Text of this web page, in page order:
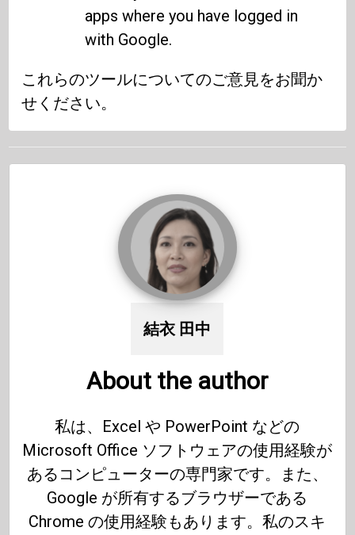
apps where you have logged in
with Google.
これらのツールについてのご意見をお聞か
せください。
結衣 田中
About the author
私は、Excel や PowerPoint などの
Microsoft Office ソフトウェアの使用経験が
あるコンピューターの専門家です。また、
Google が所有するブラウザーである
Chrome の使用経験もあります。私のスキ